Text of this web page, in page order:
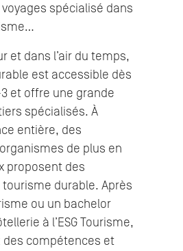
spécialisé dans
et dans l’air du temps,
est accessible dès
et offre une grande
spécialisés. À
entière, des
de plus en
proposent des
durable. Après
ou un bachelor
à l’ESG Tourisme,
des compétences et